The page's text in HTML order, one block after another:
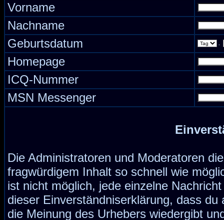
Vorname
Nachname
Geburtsdatum
Homepage
ICQ-Nummer
MSN Messenger
Die Administratoren und Moderatoren
fragwürdigem Inhalt so schnell wie
ist nicht möglich, jede einzelne
dieser Einverständniserklärung, dass
die Meinung des Urhebers wiedergibt